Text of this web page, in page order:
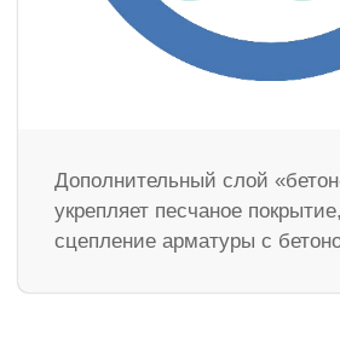
Дополнительный слой
укрепляет песчаное
сцепление арматуры с